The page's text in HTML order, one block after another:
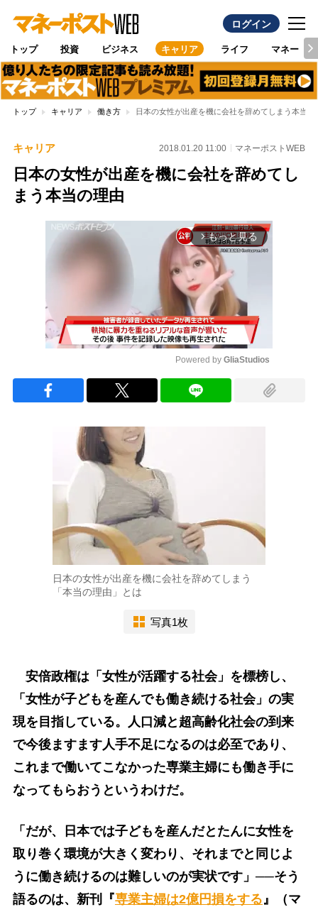
ログイン
トップ 投資 ビジネス キャリア ライフ マネー
トップ キャリア 働き方 日本の女性が出産を機に会社を辞めてしまう本当の
キャリア 2018.01.20 11:00 マネーポストWEB
日本の女性が出産を機に会社を辞めてし
まう本当の理由
arrow_forward_ios もっと見る
Powered by GliaStudios
日本の女性が出産を機に会社を辞めてしまう
「本当の理由」とは
写真1枚
安倍政権は「女性が活躍する社会」を標榜し、
「女性が子どもを産んでも働き続ける社会」の実
現を目指している。人口減と超高齢化社会の到来
で今後ますます人手不足になるのは必至であり、
これまで働いてこなかった専業主婦にも働き手に
なってもらおうというわけだ。
「だが、日本では子どもを産んだとたんに女性を
取り巻く環境が大きく変わり、それまでと同じよ
うに働き続けるのは難しいのが実状です」──そう
語るのは、新刊『専業主婦は2億円損をする 』（マ